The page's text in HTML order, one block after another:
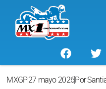
MXGP27 mayo 2026Por